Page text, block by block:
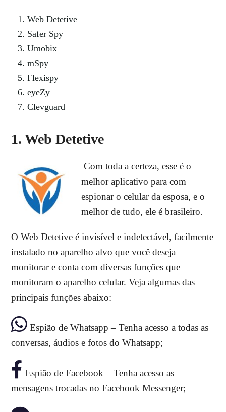
Web Detetive
Safer Spy
Umobix
mSpy
Flexispy
eyeZy
Clevguard
1. Web Detetive
Com toda a certeza, esse é o
melhor aplicativo para com
espionar o celular da esposa, e o
melhor de tudo, ele é brasileiro.
O Web Detetive é invisível e indetectável, facilmente
instalado no aparelho alvo que você deseja
monitorar e conta com diversas funções que
monitoram o aparelho celular. Veja algumas das
principais funções abaixo:
Espião de Whatsapp – Tenha acesso a todas as
conversas, áudios e fotos do Whatsapp;
Espião de Facebook – Tenha acesso as
mensagens trocadas no Facebook Messenger;